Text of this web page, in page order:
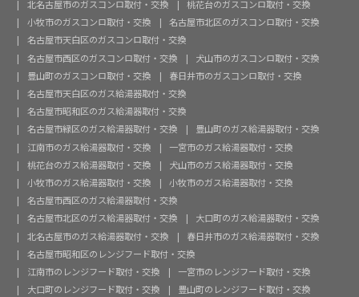
北名古屋市のガスコンロ取付・交換
桃花台のガスコンロ取付・交換
小牧市のガスコンロ取付・交換
名古屋市北区のガスコンロ取付・交換
名古屋市天白区のガスコンロ取付・交換
名古屋市西区のガスコンロ取付・交換
犬山市のガスコンロ取付・交換
豊山町のガスコンロ取付・交換
春日井市のガスコンロ取付・交換
名古屋市天白区のガス給湯器取付・交換
名古屋市昭和区のガス給湯器取付・交換
名古屋市緑区のガス給湯器取付・交換
豊山町のガス給湯器取付・交換
江南市のガス給湯器取付・交換
一宮市のガス給湯器取付・交換
桃花台のガス給湯器取付・交換
犬山市のガス給湯器取付・交換
小牧市のガス給湯器取付・交換
小牧市のガス給湯器取付・交換
名古屋市西区のガス給湯器取付・交換
名古屋市北区のガス給湯器取付・交換
大口町のガス給湯器取付・交換
北名古屋市のガス給湯器取付・交換
春日井市のガス給湯器取付・交換
名古屋市昭和区のレンジフード取付・交換
江南市のレンジフード取付・交換
一宮市のレンジフード取付・交換
大口町のレンジフード取付・交換
豊山町のレンジフード取付・交換